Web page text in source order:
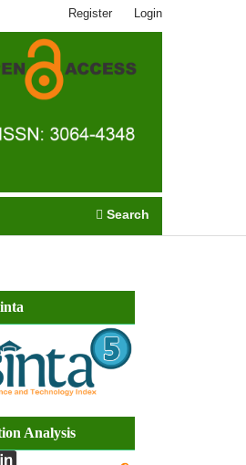
Search
Register Login
Analysis